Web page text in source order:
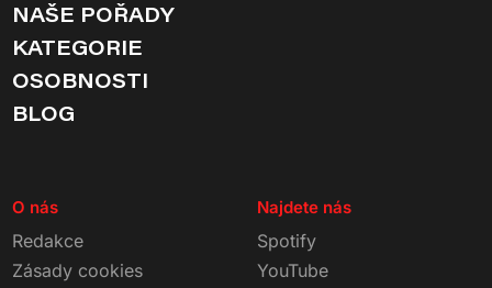
NAŠE POŘADY
KATEGORIE
OSOBNOSTI
BLOG
O nás
Redakce
Zásady cookies
Najdete nás
Spotify
YouTube